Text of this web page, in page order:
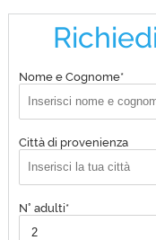
Nome e Cognome*
Città di provenienza
N° adulti*